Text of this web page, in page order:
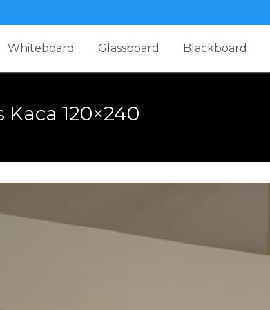
Whiteboard Glassboard Blackboard
120×240